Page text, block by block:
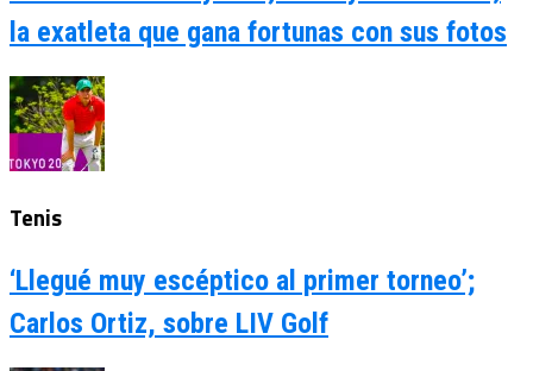
la exatleta que gana fortunas con sus fotos
Tenis
‘Llegué muy escéptico al primer torneo’;
Carlos Ortiz, sobre LIV Golf